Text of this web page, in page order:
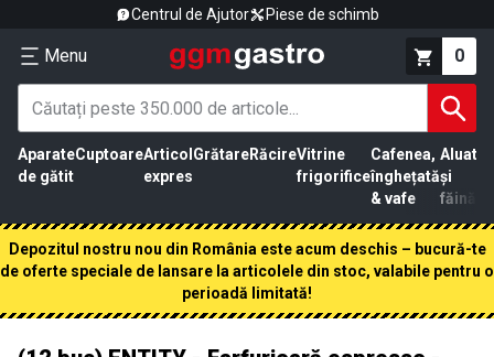
Centrul de Ajutor Piese de schimb
Menu 0
Aparate
de gătit
CuptoareArticol
expres
GrătareRăcireVitrine
frigorifice
Cafenea,
înghețată
& vafe
Aluat
și
făină
Depozitul nostru nou din România este acum deschis – bucură-te
de oferte speciale de lansare la articolele din stoc, valabile pentru o
perioadă limitată!